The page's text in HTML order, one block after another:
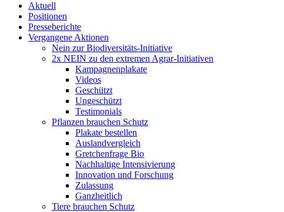
Aktuell
Positionen
Presseberichte
Vergangene Aktionen
Nein zur Biodiversitäts-Initiative
2x NEIN zu den extremen Agrar-Initiativen
Kampagnenplakate
Videos
Geschützt
Ungeschützt
Testimonials
Pflanzen brauchen Schutz
Plakate bestellen
Auslandvergleich
Gretchenfrage Bio
Nachhaltige Intensivierung
Innovation und Forschung
Zulassung
Ganzheitlich
Tiere brauchen Schutz